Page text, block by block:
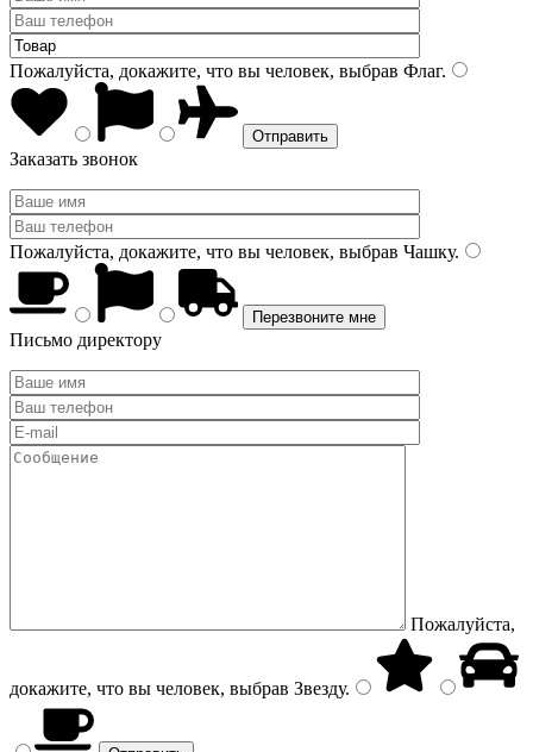
Пожалуйста, докажите, что вы человек, выбрав Флаг.
Заказать звонок
Пожалуйста, докажите, что вы человек, выбрав Чашку.
Письмо директору
Пожалуйста,
докажите, что вы человек, выбрав Звезду.